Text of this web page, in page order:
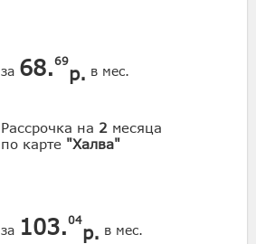
за 68.69
р. в мес.
Рассрочка на 2 месяца
по карте "Халва"
за 103.04
р. в мес.